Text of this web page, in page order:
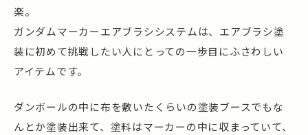
楽。
ガンダムマーカーエアブラシシステムは、エアブラシ塗
装に初めて挑戦したい人にとっての一歩目にふさわしい
アイテムです。
ダンボールの中に布を敷いたくらいの塗装ブースでもな
んとか塗装出来て、塗料はマーカーの中に収まっていて、